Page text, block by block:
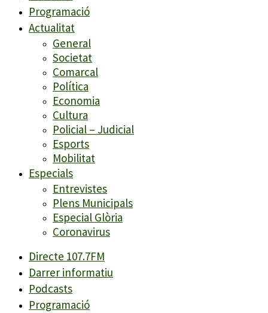
Programació
Actualitat
General
Societat
Comarcal
Política
Economia
Cultura
Policial – Judicial
Esports
Mobilitat
Especials
Entrevistes
Plens Municipals
Especial Glòria
Coronavirus
Directe 107.7FM
Darrer informatiu
Podcasts
Programació